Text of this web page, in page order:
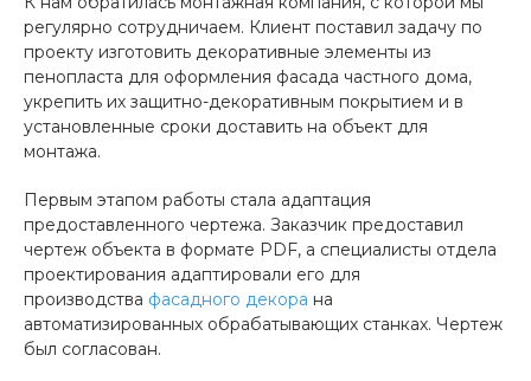
регулярно сотрудничаем. Клиент поставил задачу по
проекту изготовить декоративные элементы из
пенопласта для оформления фасада частного дома,
укрепить их защитно-декоративным покрытием и в
установленные сроки доставить на объект для
монтажа.
Первым этапом работы стала адаптация
предоставленного чертежа. Заказчик предоставил
чертеж объекта в формате PDF, а специалисты отдела
проектирования адаптировали его для
производства фасадного декора на
автоматизированных обрабатывающих станках. Чертеж
был согласован.